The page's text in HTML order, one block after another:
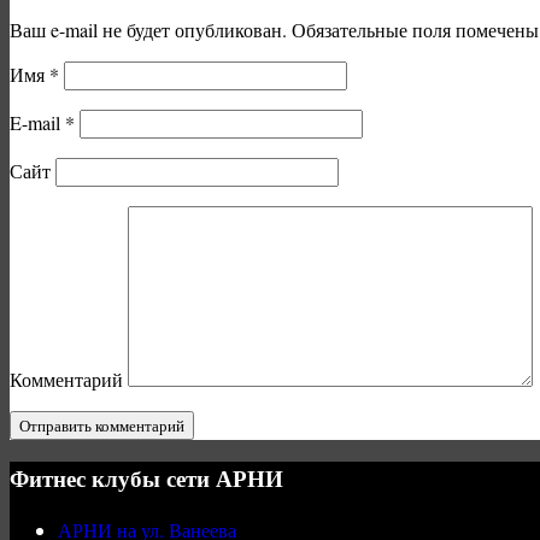
Ваш e-mail не будет опубликован. Обязательные поля
Имя *
E-mail *
Сайт
Комментарий
Фитнес клубы сети АРНИ
АРНИ на ул. Ванеева